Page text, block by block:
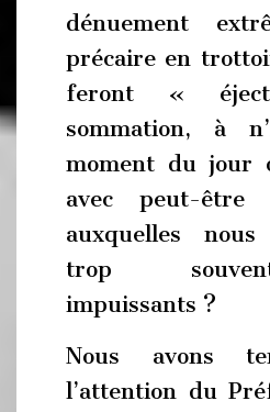
dénuement
précaire en
feront «
sommation, à
moment du jour
avec peut-être
auxquelles
trop
impuissants ?
Nous avons
l’attention du